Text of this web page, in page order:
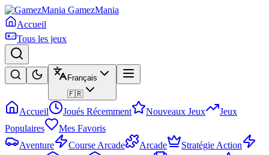
GamezMania
Accueil
Tous les jeux
Français
🇫🇷
Accueil Joués Récemment Nouveaux Jeux
Jeux
Populaires
Mes Favoris
Aventure
Course Arcade Arcade
Stratégie Action